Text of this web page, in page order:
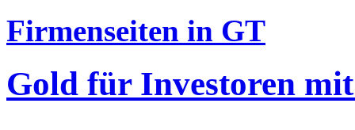
Firmenseiten in GT
Gold für Investoren